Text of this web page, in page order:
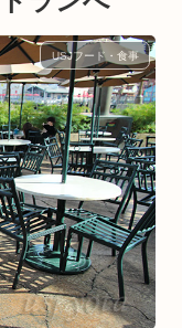
USJフード・食事